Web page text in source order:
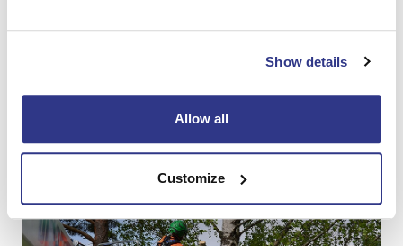
Show details
Allow all
Customize
DINO-opastusvideo↗